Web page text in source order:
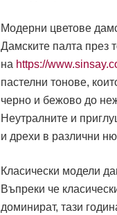
Модерни цветове
Дамските палта през
на https://
пастелни тонове,
черно и бежово до
Неутралните и
и дрехи в различни
Класически модели
Въпреки че
доминират, тази